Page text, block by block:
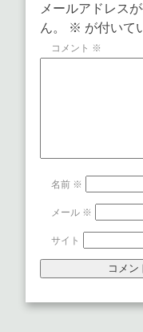
メールアドレス
ん。
※ が付いて
コメント ※
名前 ※
メール ※
サイト